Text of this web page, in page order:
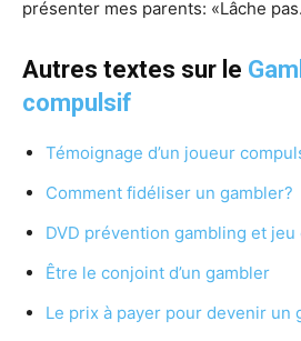
présenter mes parents: «Lâche
Autres textes sur le
compulsif
Témoignage d’un joueur
Comment fidéliser un gambler?
DVD prévention gambling et
Être le conjoint d’un gambler
Le prix à payer pour devenir un